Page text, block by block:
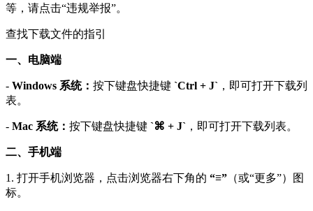
等，请点击“违规举报”。
查找下载文件的指引
一、电脑端
- Windows 系统： 按下键盘快捷键 `Ctrl + J` ，即可打开下载列
表。
- Mac 系统： 按下键盘快捷键 `⌘ + J` ，即可打开下载列表。
二、手机端
1. 打开手机浏览器，点击浏览器右下角的 “≡” （或“更多”）图
标。